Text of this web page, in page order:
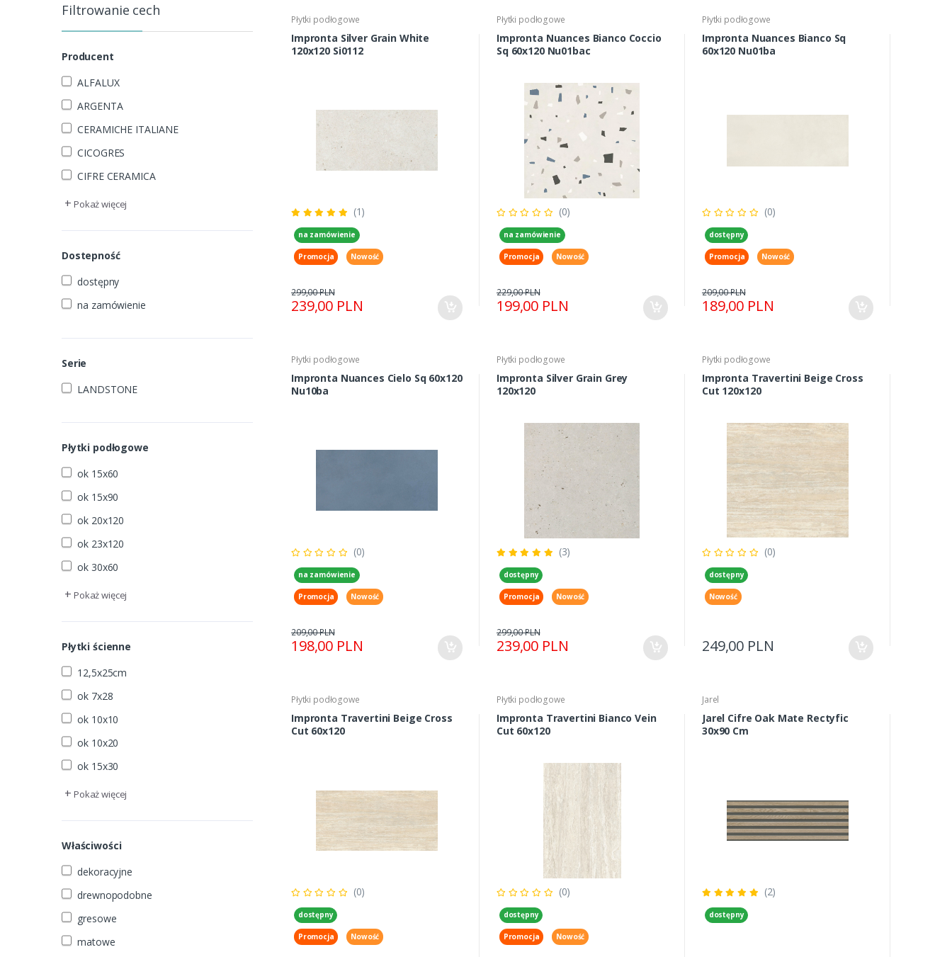
Filtrowanie cech
Producent
ALFALUX
ARGENTA
CERAMICHE ITALIANE
CICOGRES
CIFRE CERAMICA
+ Pokaż więcej
Dostepność
dostępny
na zamówienie
Serie
LANDSTONE
Płytki podłogowe
ok 15x60
ok 15x90
ok 20x120
ok 23x120
ok 30x60
+ Pokaż więcej
Płytki ścienne
12,5x25cm
ok 7x28
ok 10x10
ok 10x20
ok 15x30
+ Pokaż więcej
Właściwości
dekoracyjne
drewnopodobne
gresowe
matowe
Płytki podłogowe
Impronta Silver Grain White
120x120 Si0112
(1)
na zamówienie
Promocja Nowość
239,00 PLN
299,00 PLN
Płytki podłogowe
Impronta Nuances Bianco Coccio
Sq 60x120 Nu01bac
(0)
na zamówienie
Promocja Nowość
199,00 PLN
229,00 PLN
Płytki podłogowe
Impronta Nuances Bianco Sq
60x120 Nu01ba
(0)
dostępny
Promocja Nowość
189,00 PLN
209,00 PLN
Płytki podłogowe
Impronta Nuances Cielo Sq 60x120
Nu10ba
(0)
na zamówienie
Promocja Nowość
198,00 PLN
209,00 PLN
Płytki podłogowe
Impronta Silver Grain Grey
120x120
(3)
dostępny
Promocja Nowość
239,00 PLN
299,00 PLN
Płytki podłogowe
Impronta Travertini Beige Cross
Cut 120x120
(0)
dostępny
Nowość
249,00 PLN
Płytki podłogowe
Impronta Travertini Beige Cross
Cut 60x120
(0)
dostępny
Promocja Nowość
Płytki podłogowe
Impronta Travertini Bianco Vein
Cut 60x120
(0)
dostępny
Promocja Nowość
Jarel
Jarel Cifre Oak Mate Rectyfic
30x90 Cm
(2)
dostępny